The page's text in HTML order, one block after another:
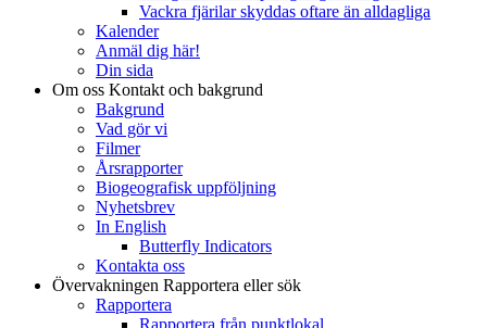
Vackra fjärilar skyddas oftare än alldagliga
Kalender
Anmäl dig här!
Din sida
Om oss Kontakt och bakgrund
Bakgrund
Vad gör vi
Filmer
Årsrapporter
Biogeografisk uppföljning
Nyhetsbrev
In English
Butterfly Indicators
Kontakta oss
Övervakningen Rapportera eller sök
Rapportera
Rapportera från punktlokal